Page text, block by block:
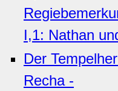
I,1: Nathan
Der
Recha -